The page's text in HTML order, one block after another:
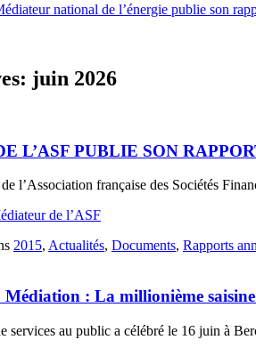
national de l’énergie publie son
juin 2026
L’ASF PUBLIE SON
l’Association française des Sociétés
de l’ASF
2015, Actualités, Documents, Rapports
Médiation : La millionième
services au public a célébré le 16 juin à